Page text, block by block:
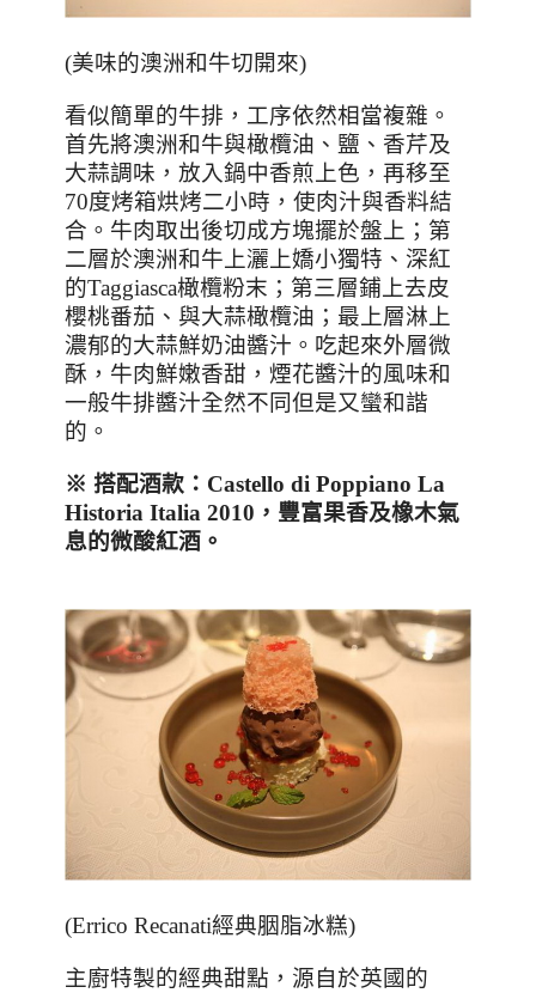
(美味的澳洲和牛切開來)
看似簡單的牛排，工序依然相當複雜。
首先將澳洲和牛與橄欖油、鹽、香芹及
大蒜調味，放入鍋中香煎上色，再移至
70度烤箱烘烤二小時，使肉汁與香料結
合。牛肉取出後切成方塊擺於盤上；第
二層於澳洲和牛上灑上嬌小獨特、深紅
的Taggiasca橄欖粉末；第三層鋪上去皮
櫻桃番茄、與大蒜橄欖油；最上層淋上
濃郁的大蒜鮮奶油醬汁。吃起來外層微
酥，牛肉鮮嫩香甜，煙花醬汁的風味和
一般牛排醬汁全然不同但是又蠻和諧
的。
※ 搭配酒款： Castello di Poppiano La
Historia Italia 2010 ， 豐富果香及橡木氣
息的微酸紅酒 。
(Errico Recanati經典胭脂冰糕)
主廚特製的經典甜點，源自於英國的